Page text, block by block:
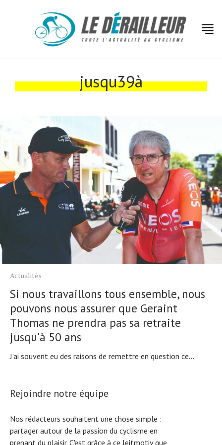
jusqu39à
Actualités
Si nous travaillons tous ensemble, nous
pouvons nous assurer que Geraint
Thomas ne prendra pas sa retraite
jusqu'à 50 ans
J'ai souvent eu des raisons de remettre en question ce...
Rejoindre notre équipe
Nos rédacteurs souhaitent une chose simple :
partager autour de la passion du cyclisme en
prenant du plaisir. C'est grâce à ce leitmotiv que
Tests de produits
Tendances
Tous nos articles
À propos